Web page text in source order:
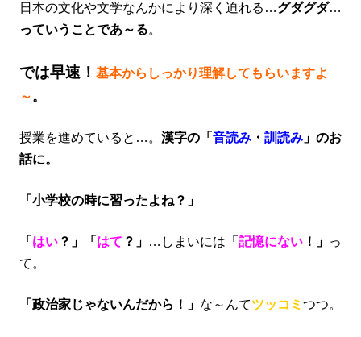
日本の文化や文学なんかにより深く迫れる…グダグダ…
っていうことであ～る。
では早速！ 基本からしっかり理解してもらいますよ
～。
授業を進めていると…。 漢字の「 音読み ・ 訓読み 」のお
話に。
「小学校の時に習ったよね？」
「 はい ？」「 はて ？」 …しまいには 「 記憶にない ！」 っ
て。
「政治家じゃないんだから！」 な～んてツッコミ つつ。